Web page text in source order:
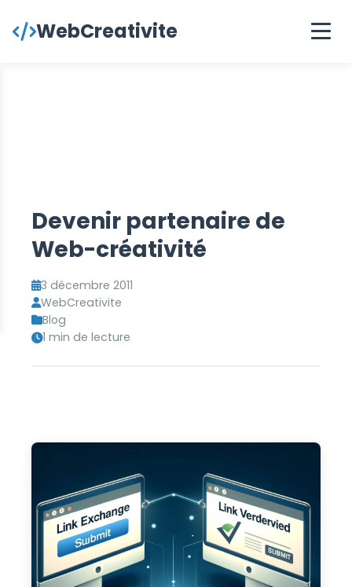
principalWebCreativite
Devenir partenaire de
Web-créativité
3 décembre 2011
WebCreativite
Blog
1 min de lecture